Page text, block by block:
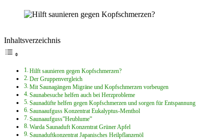
Inhaltsverzeichnis
Hilft saunieren gegen Kopfschmerzen?
Der Gruppenvergleich
Mit Saunagängen Migräne und Kopfschmerzen vorbeugen
Saunabesuche helfen auch bei Herzprobleme
Saunadüfte helfen gegen Kopfschmerzen und sorgen für Entspannung
Saunaaufguss Konzentrat Eukalyptus-Menthol
Saunaaufguss”Heublume”
Warda Saunaduft Konzentrat Grüner Apfel
Saunaduftkonzentrat Japanisches Heilpflanzenöl